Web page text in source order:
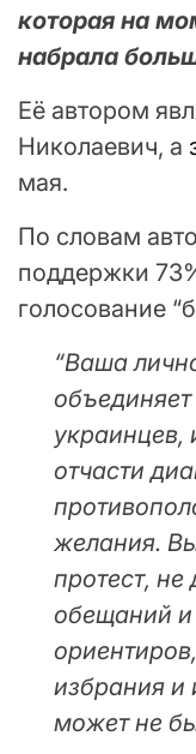
которая на
набрала
Её автором
Николаевич, а
мая.
По словам
поддержки
голосование
“Ваша
отчасти
желания.
протест, не
обещаний и
избрания и
может не